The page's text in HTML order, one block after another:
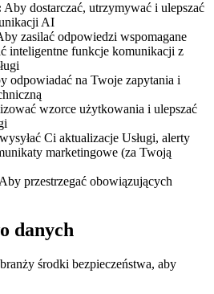
Aby dostarczać, utrzymywać i ulepszać
AI
zasilać odpowiedzi wspomagane
inteligentne funkcje komunikacji z
odpowiadać na Twoje zapytania i
wzorce użytkowania i ulepszać
Ci aktualizacje Usługi, alerty
marketingowe (za Twoją
przestrzegać obowiązujących
danych
środki bezpieczeństwa, aby